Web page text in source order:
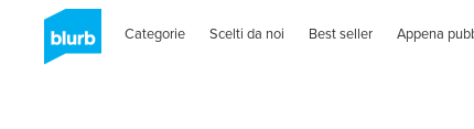
Categorie Scelti da noi Best seller Appena